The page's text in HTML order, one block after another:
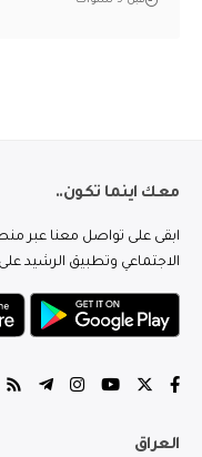
معك اينما تكون..
ابقى على تواصل معنا عبر
الاجتماعي وتطبيق الرشيد
العراق